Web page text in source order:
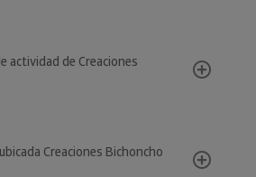
actividad de Creaciones
Creaciones Bichoncho